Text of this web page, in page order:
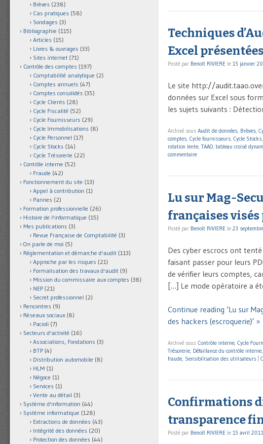
Techniques
Excel
Posté par Benoît RIVIERE le 15 janvier
Le site http://
données sur Excel sous
les sujets suivants :
Archivé sous Audit de données, Brèves,
comptes, Cycle fournisseurs, Cycle Stocks,
rotation lente, TAAO, tableau croisé
commentaire
Lu sur Mag-
françaises
Posté par Benoît RIVIERE le 23
Des cyber escrocs ont
faisant passer pour leurs
de vérifier leurs comptes,
[…] Le mode opératoire a
Continue reading ‘Lu sur
des hackers (escroquerie)’ »
Archivé sous Contrôle interne, Cycle
Trésorerie, Défaillance du contrôle interne,
fraude, Sensibilisation des utilisateurs
Confirmations
transparence
Posté par Benoît RIVIERE le 15 avril
Brèves (238)
Cas pratiques (58)
Sondages (3)
Bibliographie (115)
Articles (15)
Livres & ouvrages (33)
Sites internet (71)
Contrôle des comptes (197)
Comptabilité analytique (2)
Comptes annuels (47)
Comptes consolidés (35)
Cycle Clients (28)
Cycle Fiscalité (52)
Cycle Fournisseurs (29)
Cycle Immobilisations (8)
Cycle Personnel (17)
Cycle Stocks (14)
Cycle Trésorerie (22)
Contrôle interne (52)
Fraude (42)
Fonctionnement du site (13)
Appel à contribution (1)
Pannes (2)
Formation professionnelle (26)
Histoire de l'informatique (15)
Mes publications (3)
Revue Française de Comptabilité (3)
On parle de moi (5)
Réglementation et démarche d'audit (113)
Approche par les risques (21)
Formalisation des travaux d'audit (9)
Mission du commissaire aux comptes (38)
NEP (21)
Secret professionnel (2)
Rencontres (9)
Réseaux sociaux (8)
Pacioli (7)
Secteurs d'activité (16)
Associations, Fondations (3)
BTP (4)
Distribution automobile (8)
HLM (1)
Négoce (1)
Services (1)
Vente au détail (3)
Système d'information (44)
Système informatique (128)
Extractions de données (43)
Intégrité des données (20)
Protection des données (44)